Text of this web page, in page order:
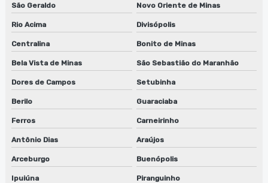
São Geraldo Novo Oriente de Minas
Rio Acima Divisópolis
Centralina Bonito de Minas
Bela Vista de Minas São Sebastião do Maranhão
Dores de Campos Setubinha
Berilo Guaraciaba
Ferros Carneirinho
Antônio Dias Araújos
Arceburgo Buenópolis
Ipuiúna Piranguinho